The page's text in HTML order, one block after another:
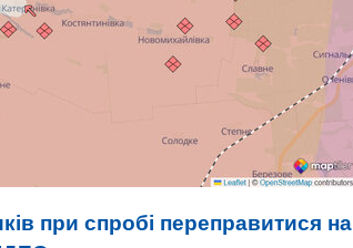
при спробі переправитися на